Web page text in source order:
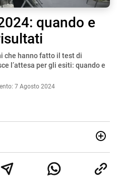
quando e
che hanno fatto il test di
l’attesa per gli esiti: quando e
7 Agosto 2024
per la scrittura in un lavoro, e
L’attualità è il mio pane